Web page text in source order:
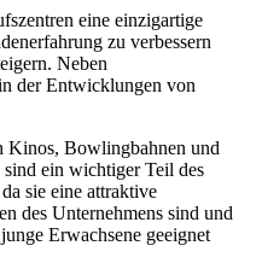
eine einzigartige
zu verbessern
Neben
der Entwicklungen von
Kinos, Bowlingbahnen und
ein wichtiger Teil des
sie eine attraktive
des Unternehmens sind und
Erwachsene geeignet